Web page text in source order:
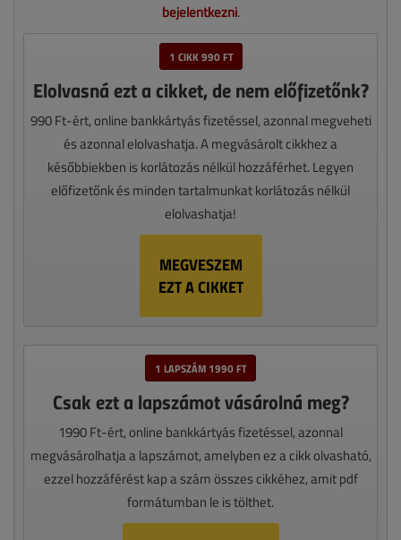
bejelentkezni.
1 CIKK 990 FT
Elolvasná ezt a cikket, de nem előfizetőnk?
990 Ft-ért, online bankkártyás fizetéssel, azonnal megveheti
és azonnal elolvashatja. A megvásárolt cikkhez a
későbbiekben is korlátozás nélkül hozzáférhet. Legyen
előfizetőnk és minden tartalmunkat korlátozás nélkül
elolvashatja!
MEGVESZEM
EZT A CIKKET
1 LAPSZÁM 1990 FT
Csak ezt a lapszámot vásárolná meg?
1990 Ft-ért, online bankkártyás fizetéssel, azonnal
megvásárolhatja a lapszámot, amelyben ez a cikk olvasható,
ezzel hozzáférést kap a szám összes cikkéhez, amit pdf
formátumban le is tölthet.